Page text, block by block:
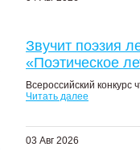
Звучит поэзия
«Поэтическое
Всероссийский конкурс
Читать далее
03 Авг 2026